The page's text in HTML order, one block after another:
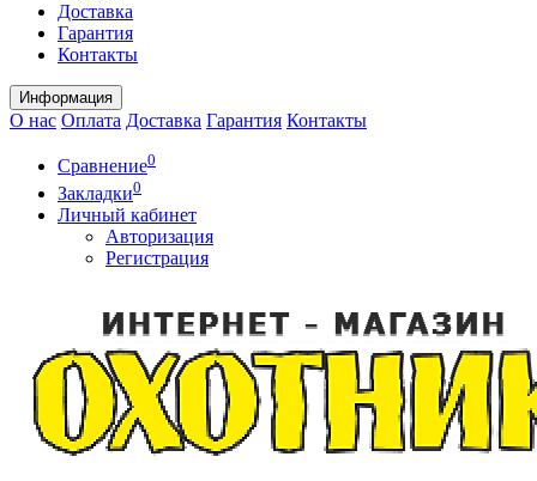
Доставка
Гарантия
Контакты
Информация
О нас Оплата Доставка Гарантия Контакты
Сравнение0
Закладки0
Личный кабинет
Авторизация
Регистрация